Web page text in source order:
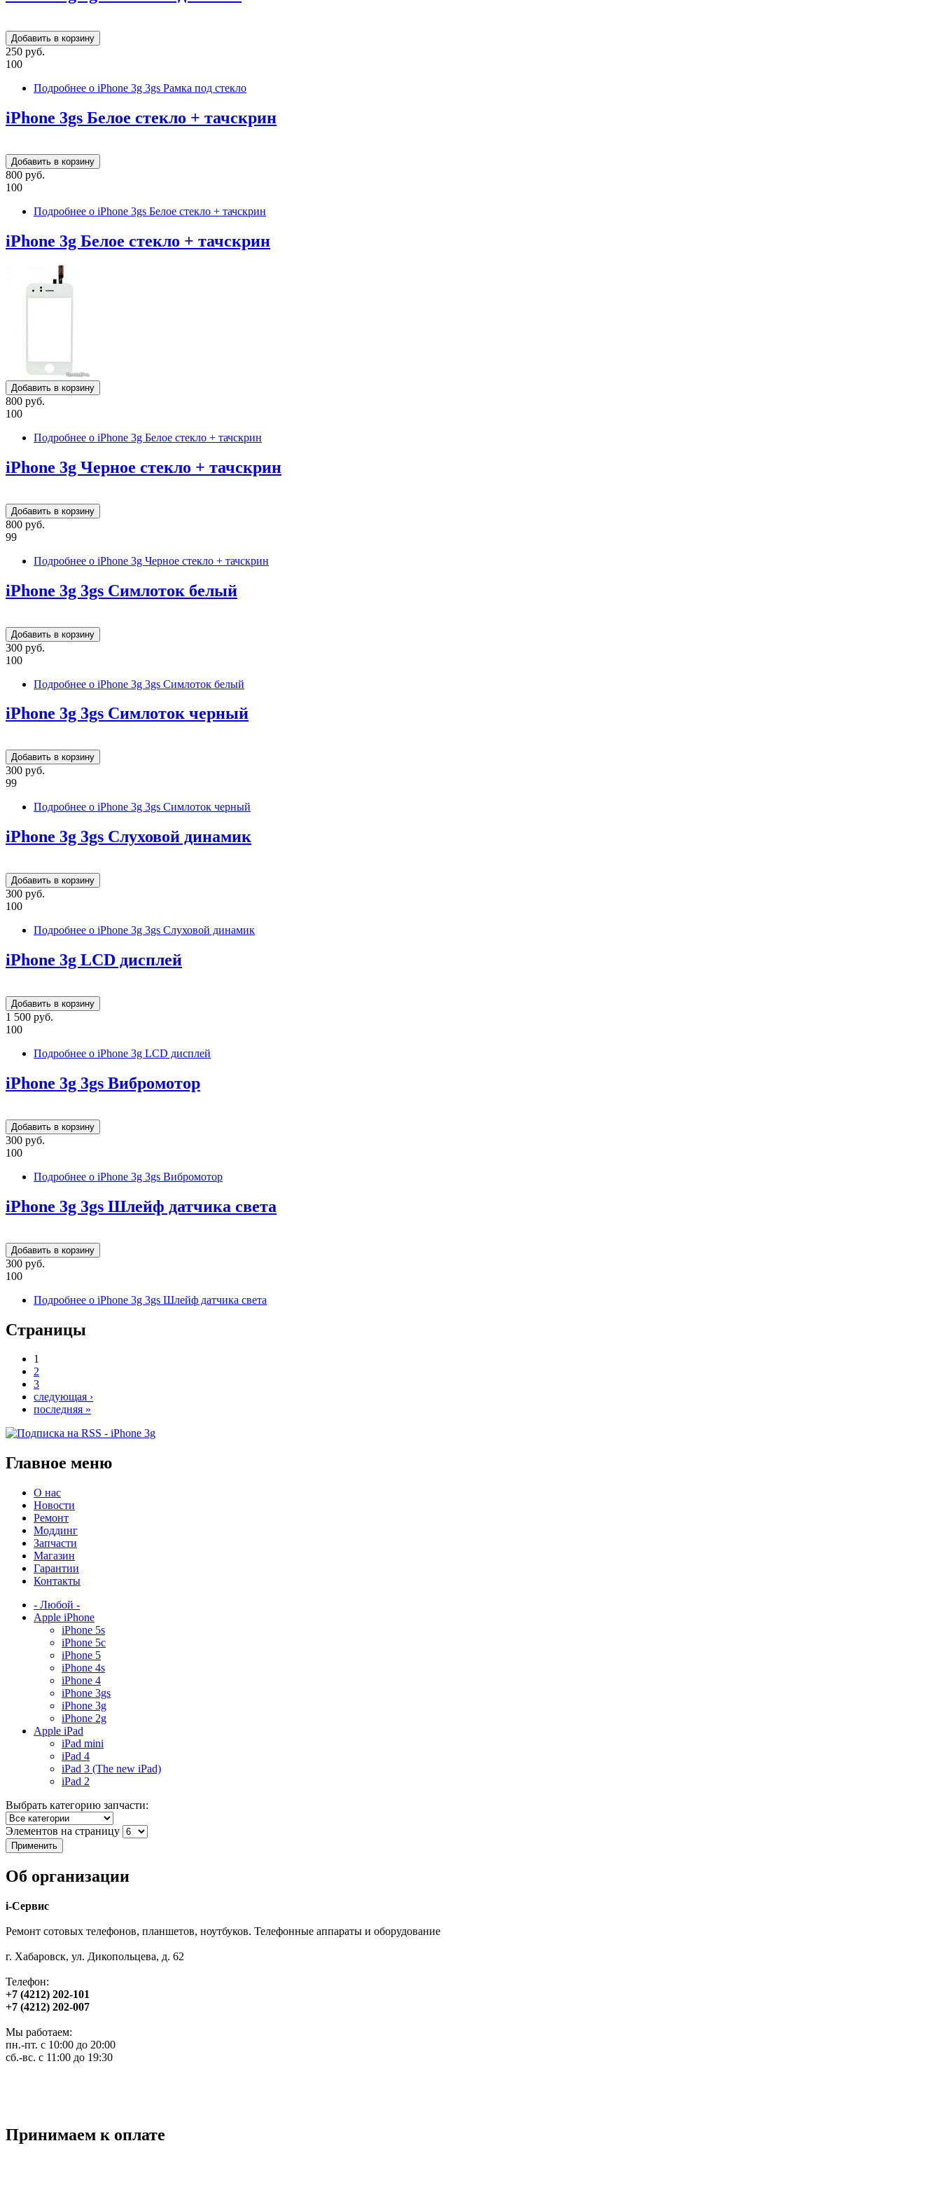
250 руб.
100
Подробнее о iPhone 3g 3gs Рамка под стекло
iPhone 3gs Белое стекло + тачскрин
800 руб.
100
Подробнее о iPhone 3gs Белое стекло + тачскрин
iPhone 3g Белое стекло + тачскрин
800 руб.
100
Подробнее о iPhone 3g Белое стекло + тачскрин
iPhone 3g Черное стекло + тачскрин
800 руб.
99
Подробнее о iPhone 3g Черное стекло + тачскрин
iPhone 3g 3gs Симлоток белый
300 руб.
100
Подробнее о iPhone 3g 3gs Симлоток белый
iPhone 3g 3gs Симлоток черный
300 руб.
99
Подробнее о iPhone 3g 3gs Симлоток черный
iPhone 3g 3gs Слуховой динамик
300 руб.
100
Подробнее о iPhone 3g 3gs Слуховой динамик
iPhone 3g LCD дисплей
1 500 руб.
100
Подробнее о iPhone 3g LCD дисплей
iPhone 3g 3gs Вибромотор
300 руб.
100
Подробнее о iPhone 3g 3gs Вибромотор
iPhone 3g 3gs Шлейф датчика света
300 руб.
100
Подробнее о iPhone 3g 3gs Шлейф датчика света
Страницы
1
2
3
следующая ›
последняя »
Главное меню
О нас
Новости
Ремонт
Моддинг
Запчасти
Магазин
Гарантии
Контакты
- Любой -
Apple iPhone
iPhone 5s
iPhone 5c
iPhone 5
iPhone 4s
iPhone 4
iPhone 3gs
iPhone 3g
iPhone 2g
Apple iPad
iPad mini
iPad 4
iPad 3 (The new iPad)
iPad 2
Выбрать категорию запчасти:
Элементов на страницу
Об организации
i-Сервис
Ремонт сотовых телефонов, планшетов, ноутбуков. Телефонные аппараты и оборудование
г. Хабаровск, ул. Дикопольцева, д. 62
Телефон:
+7 (4212) 202-101
+7 (4212) 202-007
Мы работаем:
пн.-пт. с 10:00 до 20:00
сб.-вс. с 11:00 до 19:30
Принимаем к оплате